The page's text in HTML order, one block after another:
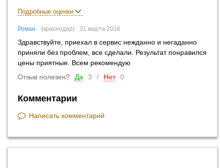
Подробные оценки
Роман краснодар 31 марта 2016
Здравствуйте, приехал в сервис нежданно и негаданно
приняли без проблем, все сделали. Результат понравился
цены приятные. Всем рекомендую
Отзыв полезен?
Да 3 / Нет 0
Комментарии
Написать комментарий